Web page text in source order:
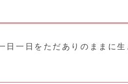
一日をただありのままに